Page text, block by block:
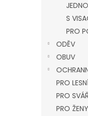
S
PRO
ODĚV
OBUV
PRO
PRO
PRO ŽENY